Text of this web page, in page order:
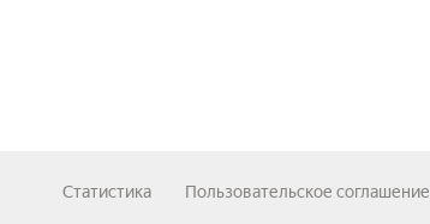
Статистика Пользовательское соглашение